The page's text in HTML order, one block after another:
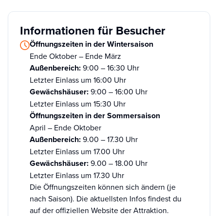
Informationen für Besucher
Öffnungszeiten in der Wintersaison
Ende Oktober – Ende März
Außenbereich:9:00 – 16:30 Uhr
Letzter Einlass um 16:00 Uhr
Gewächshäuser:9:00 – 16:00 Uhr
Letzter Einlass um 15:30 Uhr
Öffnungszeiten in der Sommersaison
April – Ende Oktober
Außenbereich:9.00 – 17.30 Uhr
Letzter Einlass um 17.00 Uhr
Gewächshäuser:9.00 – 18.00 Uhr
Letzter Einlass um 17.30 Uhr
Die Öffnungszeiten können sich ändern (je
nach Saison). Die aktuellsten Infos findest du
auf der offiziellen Website der Attraktion.